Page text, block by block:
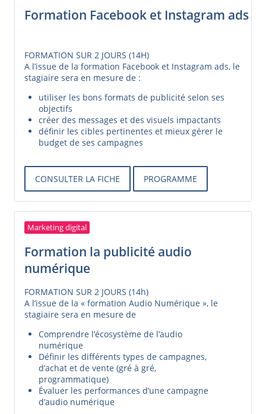
Formation Facebook et Instagram ads
FORMATION SUR 2 JOURS (14H)
A l’issue de la formation Facebook et Instagram ads, le
stagiaire sera en mesure de :
utiliser les bons formats de publicité selon ses
objectifs
créer des messages et des visuels impactants
définir les cibles pertinentes et mieux gérer le
budget de ses campagnes
CONSULTER LA FICHE PROGRAMME
Marketing digital
Formation la publicité audio
numérique
FORMATION SUR 2 JOURS (14h)
A l’issue de la « formation Audio Numérique », le
stagiaire sera en mesure de
Comprendre l’écosystème de l’audio
numérique
Définir les différents types de campagnes,
d’achat et de vente (gré à gré,
programmatique)
Évaluer les performances d’une campagne
d’audio numérique